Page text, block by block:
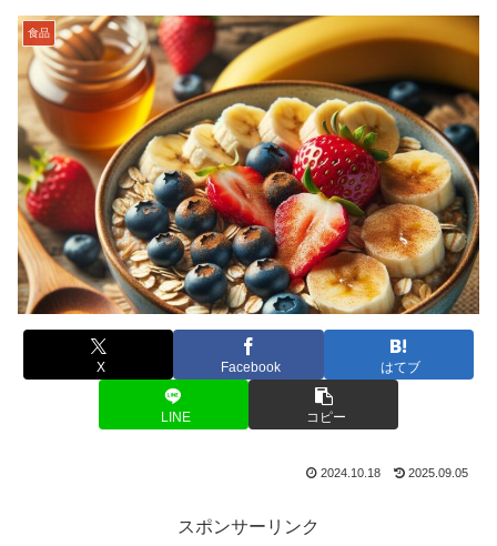
食品
X Facebook はてブ
LINE コピー
2024.10.18 2025.09.05
スポンサーリンク